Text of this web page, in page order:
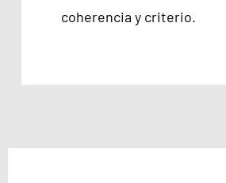
coherencia y criterio.